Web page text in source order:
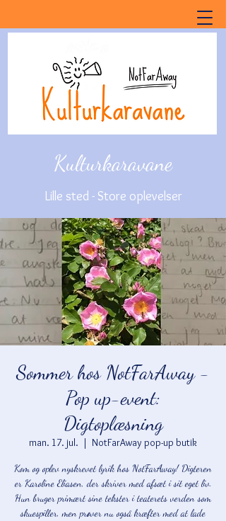
Kulturkaravane
Lille sted - Store oplevelser
Sommer hos NotFarAway -
Pop up-event:
Digtoplæsning
man. 17. jul.
  |
NotFarAway pop-up butik
Kom og oplev nyskrevet lyrik hos NotFarAway! Digteren
er Karoline Eliasen, der skriver med afsæt i sit eget liv.
Hun bruger primært sine tekster i teaterets verden som
skuespiller, men prøver nu også kræfter med at lade